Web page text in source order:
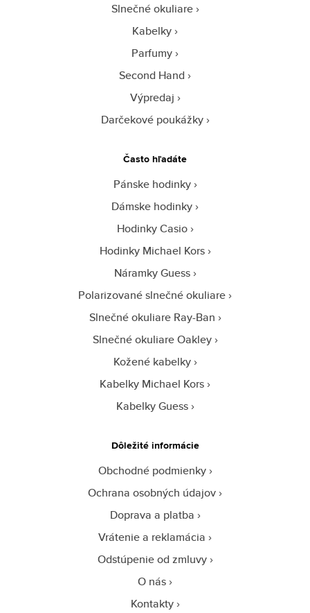
Slnečné okuliare
Kabelky
Parfumy
Second Hand
Výpredaj
Darčekové poukážky
Často hľadáte
Pánske hodinky
Dámske hodinky
Hodinky Casio
Hodinky Michael Kors
Náramky Guess
Polarizované slnečné okuliare
Slnečné okuliare Ray-Ban
Slnečné okuliare Oakley
Kožené kabelky
Kabelky Michael Kors
Kabelky Guess
Dôležité informácie
Obchodné podmienky
Ochrana osobných údajov
Doprava a platba
Vrátenie a reklamácia
Odstúpenie od zmluvy
O nás
Kontakty